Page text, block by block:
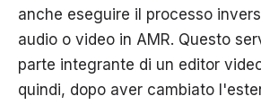
anche eseguire il processo
audio o video in AMR. Questo
parte integrante di un editor
quindi, dopo aver cambiato